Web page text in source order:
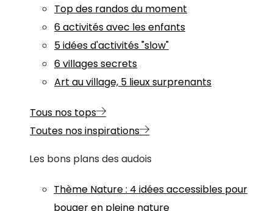
Top des randos du moment
6 activités avec les enfants
5 idées d'activités "slow"
6 villages secrets
Art au village, 5 lieux surprenants
Tous nos tops
Toutes nos inspirations
Les bons plans des audois
Thème Nature: 4 idées accessibles pour
bouger en pleine nature